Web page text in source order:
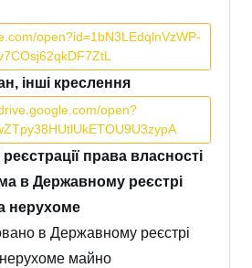
open?id=1bN3LEdqlnVzWP-
інші креслення
open?
права власності
в Державному реєстрі
нерухоме
в Державному реєстрі
майно